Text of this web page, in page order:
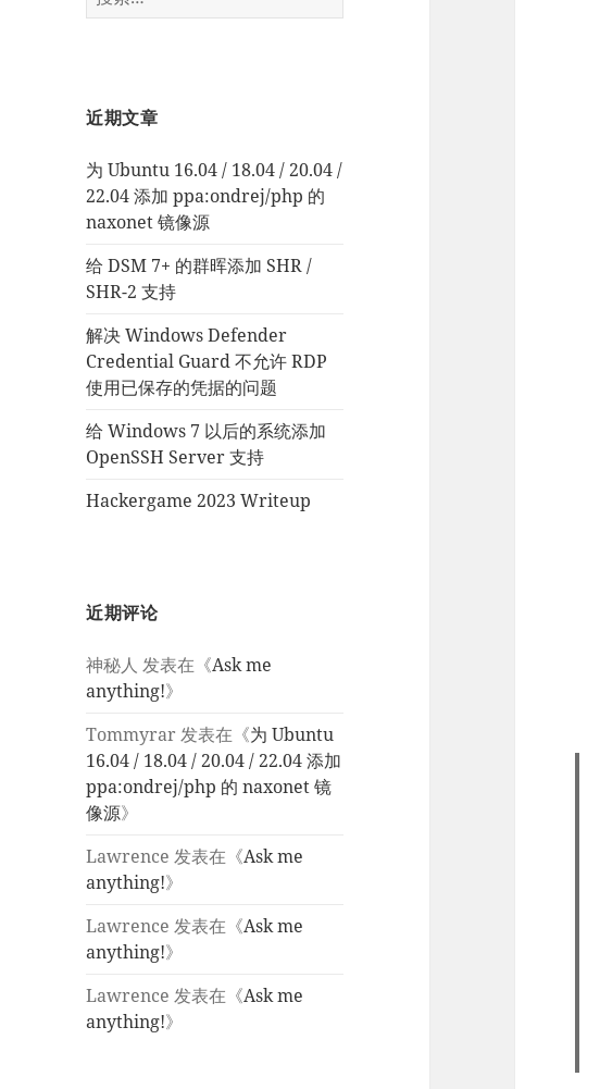
索：
近期文章
为 Ubuntu 16.04 / 18.04 / 20.04 /
22.04 添加 ppa:ondrej/php 的
naxonet 镜像源
给 DSM 7+ 的群晖添加 SHR /
SHR-2 支持
解决 Windows Defender
Credential Guard 不允许 RDP
使用已保存的凭据的问题
给 Windows 7 以后的系统添加
OpenSSH Server 支持
Hackergame 2023 Writeup
近期评论
神秘人 发表在《Ask me
anything!》
Tommyrar 发表在《为 Ubuntu
16.04 / 18.04 / 20.04 / 22.04 添加
ppa:ondrej/php 的 naxonet 镜
像源》
Lawrence 发表在《Ask me
anything!》
Lawrence 发表在《Ask me
anything!》
Lawrence 发表在《Ask me
anything!》